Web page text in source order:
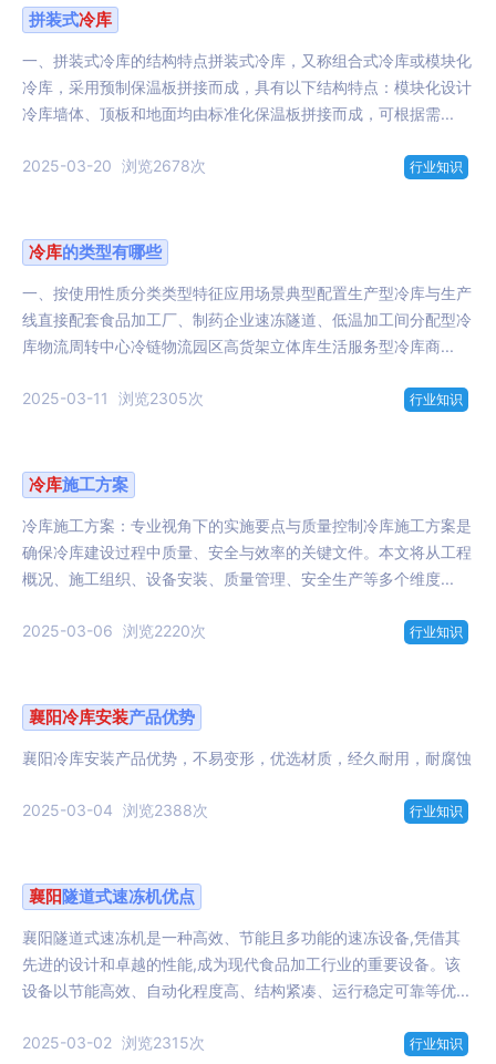
拼装式冷库
一、拼装式冷库的结构特点拼装式冷库，又称组合式冷库或模块化
冷库，采用预制保温板拼接而成，具有以下结构特点：模块化设计
冷库墙体、顶板和地面均由标准化保温板拼接而成，可根据需...
2025-03-20 浏览2678次 行业知识
冷库的类型有哪些
一、按使用性质分类类型特征应用场景典型配置生产型冷库与生产
线直接配套食品加工厂、制药企业速冻隧道、低温加工间分配型冷
库物流周转中心冷链物流园区高货架立体库生活服务型冷库商...
2025-03-11 浏览2305次 行业知识
冷库施工方案
冷库施工方案：专业视角下的实施要点与质量控制冷库施工方案是
确保冷库建设过程中质量、安全与效率的关键文件。本文将从工程
概况、施工组织、设备安装、质量管理、安全生产等多个维度...
2025-03-06 浏览2220次 行业知识
襄阳冷库安装产品优势
襄阳冷库安装产品优势，不易变形，优选材质，经久耐用，耐腐蚀
2025-03-04 浏览2388次 行业知识
襄阳隧道式速冻机优点
襄阳隧道式速冻机是一种高效、节能且多功能的速冻设备,凭借其
先进的设计和卓越的性能,成为现代食品加工行业的重要设备。该
设备以节能高效、自动化程度高、结构紧凑、运行稳定可靠等优...
2025-03-02 浏览2315次 行业知识